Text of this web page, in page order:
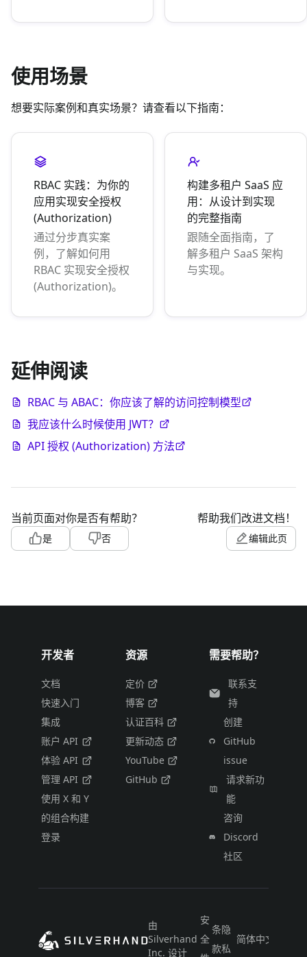
使用场景
想要实际案例和真实场景？请查看以下指南：
RBAC 实践：为你的
应用实现安全授权
(Authorization)
通过分步真实案
例，了解如何用
RBAC 实现安全授权
(Authorization)。
构建多租户 SaaS 应
用：从设计到实现
的完整指南
跟随全面指南，了
解多租户 SaaS 架构
与实现。
延伸阅读
RBAC 与 ABAC：你应该了解的访问控制模型
我应该什么时候使用 JWT？
API 授权 (Authorization) 方法
当前页面对你是否有帮助？
是 否
帮助我们改进文档！
编辑此页
开发者
文档
快速入门
集成
账户 API
体验 API
管理 API
使用 X 和 Y
的组合构建
登录
资源
定价
博客
认证百科
更新动态
YouTube
GitHub
需要帮助？
联系支
持
创建
GitHub
issue
请求新功
能
咨询
Discord
社区
由
Silverhand
Inc. 设计
安
全
条
款
隐
私
简体中文